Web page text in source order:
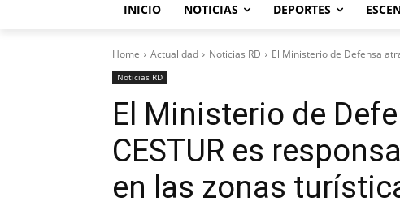
INICIO NOTICIAS DEPORTES
Home Actualidad Noticias RD El Ministerio de Defensa
Noticias RD
El Ministerio de
CESTUR es
en las zonas